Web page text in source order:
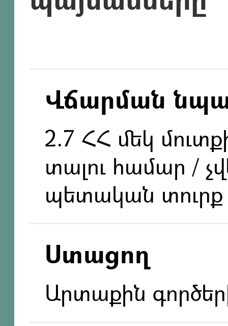
Վճարման
2.7 ՀՀ մեկ
տալու համար /
պետական տուրք
Ստացող
Արտաքին